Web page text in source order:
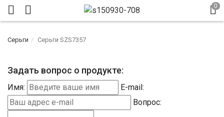
Серьги Серьги SZS7357
Задать вопрос о продукте:
Имя:
E-mail:
Вопрос: